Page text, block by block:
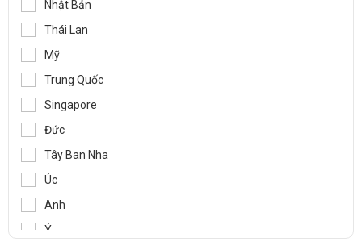
RITAG
GASSO
SAMYANG
TOZEN
PEKOS
VINVAL
AZBIL
BROADY
OCV
Nhật Bản
Thái Lan
Mỹ
Trung Quốc
Singapore
Đức
Tây Ban Nha
Úc
Anh
Ý